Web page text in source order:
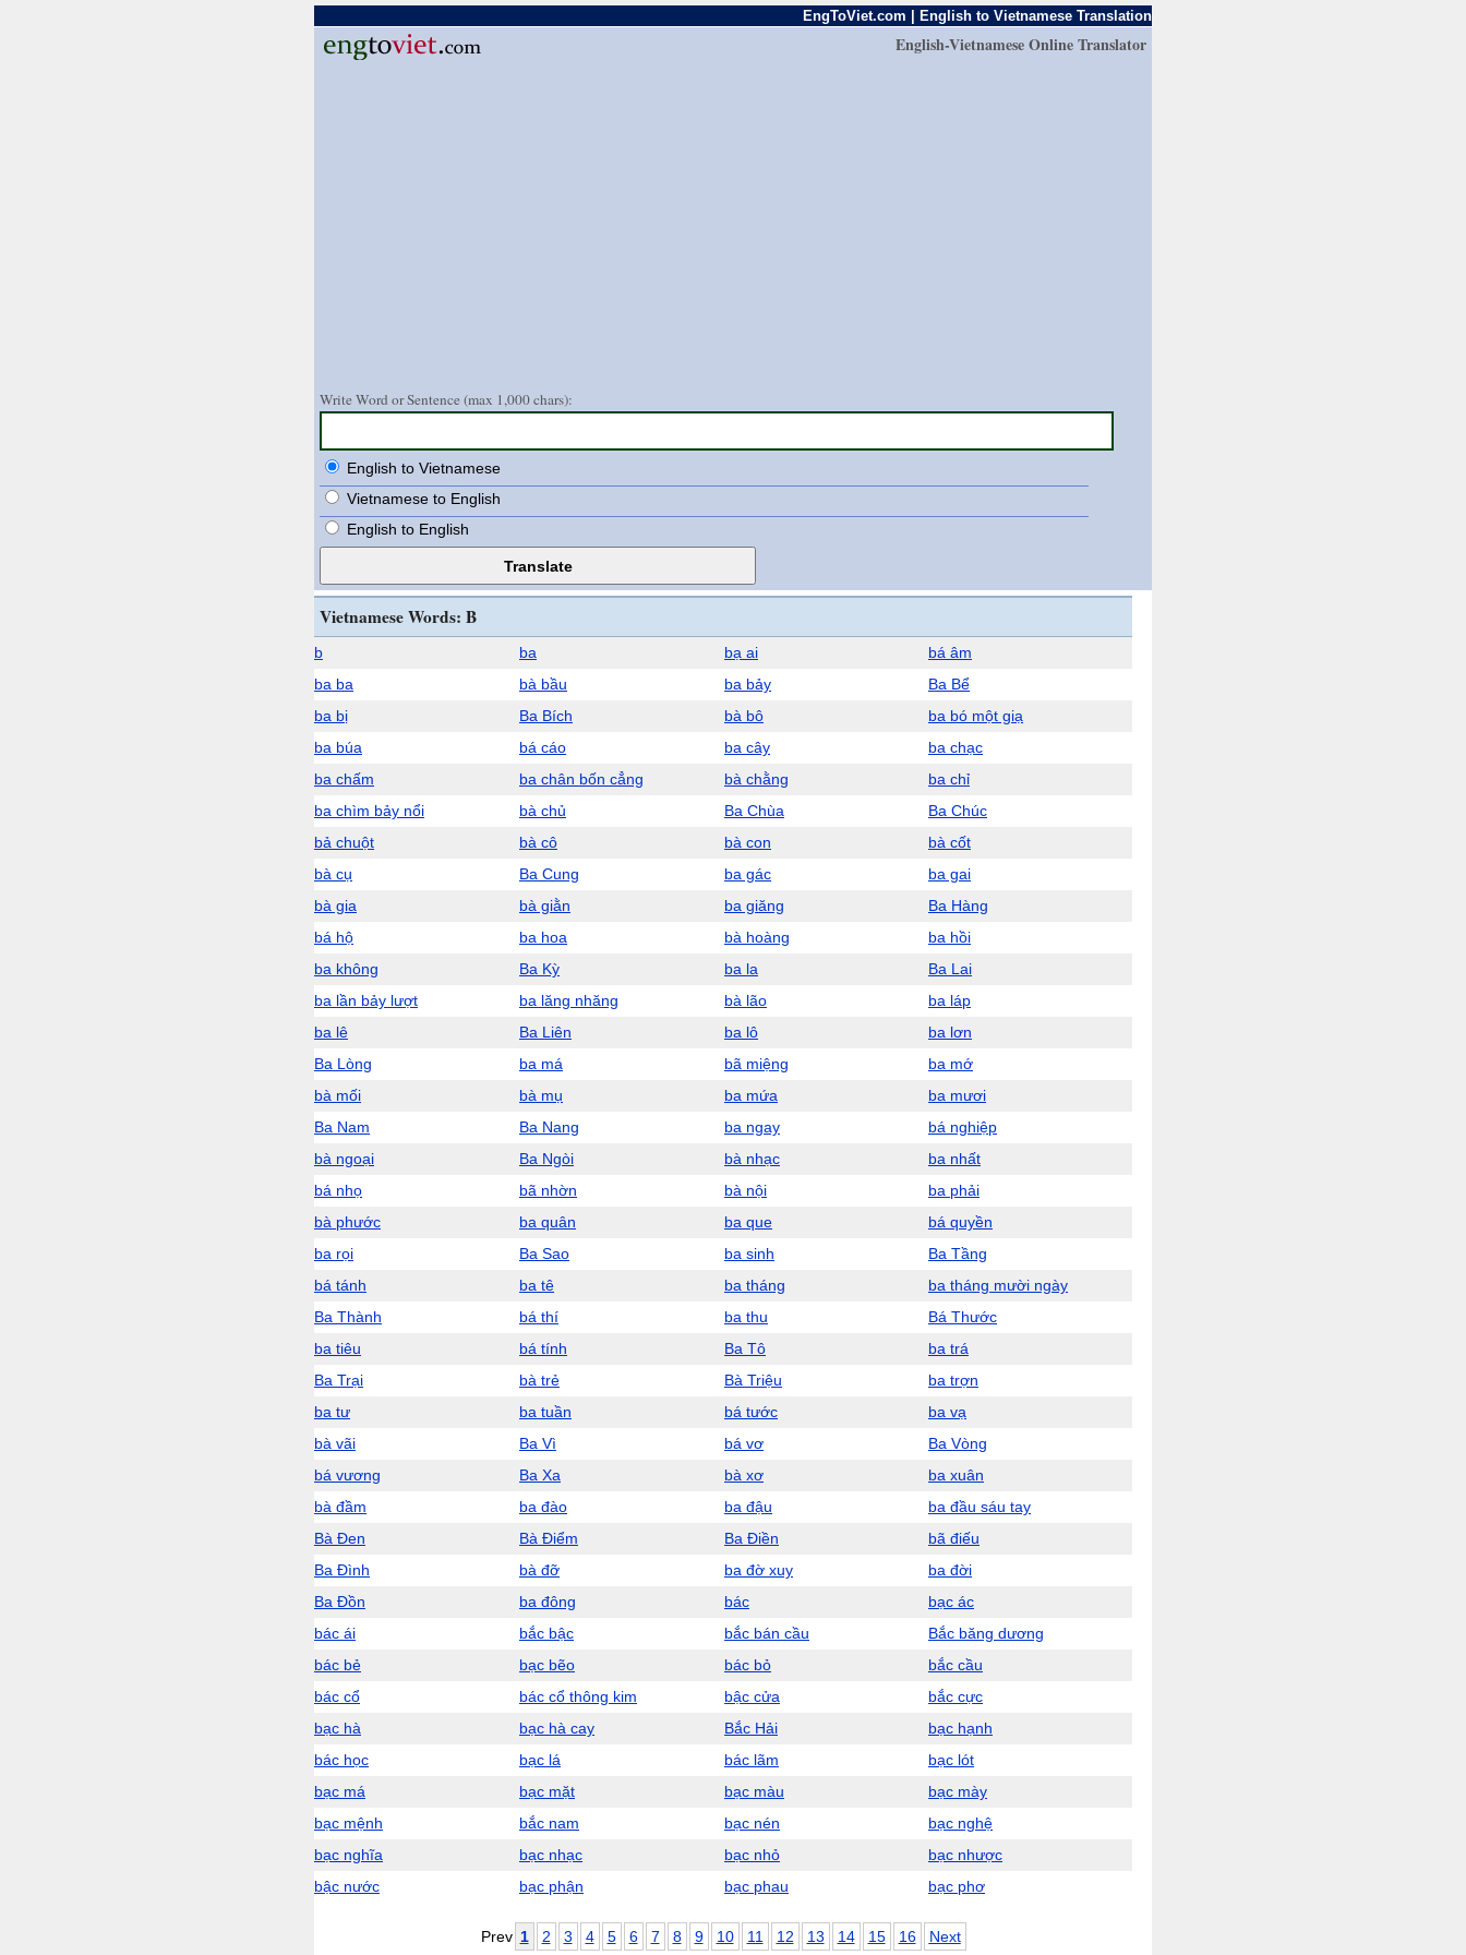
EngToViet.com | English to Vietnamese Translation
English-Vietnamese Online Translator
Write Word or Sentence (max 1,000 chars):
English to Vietnamese
Vietnamese to English
English to English
Vietnamese Words: B
b ba bạ ai
bá âm
ba ba
bà bầu ba bảy
Ba Bể
ba bị
Ba Bích bà bô
ba bó một giạ
ba búa
bá cáo ba cây
ba chạc
ba chấm
ba chân bốn cẳng bà chằng
ba chỉ
ba chìm bảy nổi
bà chủ Ba Chùa
Ba Chúc
bả chuột
bà cô bà con
bà cốt
bà cụ
Ba Cung ba gác
ba gai
bà gia
bà giằn ba giăng
Ba Hàng
bá hộ
ba hoa bà hoàng
ba hồi
ba không
Ba Kỳ ba la
Ba Lai
ba lần bảy lượt
ba lăng nhăng bà lão
ba láp
ba lê
Ba Liên ba lô
ba lơn
Ba Lòng
ba má bã miệng
ba mớ
bà mối
bà mụ ba mứa
ba mươi
Ba Nam
Ba Nang ba ngay
bá nghiệp
bà ngoại
Ba Ngòi bà nhạc
ba nhất
bá nhọ
bã nhờn bà nội
ba phải
bà phước
ba quân ba que
bá quyền
ba rọi
Ba Sao ba sinh
Ba Tầng
bá tánh
ba tê ba tháng
ba tháng mười ngày
Ba Thành
bá thí ba thu
Bá Thước
ba tiêu
bá tính Ba Tô
ba trá
Ba Trại
bà trẻ Bà Triệu
ba trợn
ba tư
ba tuần bá tước
ba vạ
bà vãi
Ba Vì bá vơ
Ba Vòng
bá vương
Ba Xa bà xơ
ba xuân
bà đầm
ba đào ba đậu
ba đầu sáu tay
Bà Đen
Bà Điểm Ba Điền
bã điếu
Ba Đình
bà đỡ ba đờ xuy
ba đời
Ba Đồn
ba đông bác
bạc ác
bác ái
bắc bậc bắc bán cầu
Bắc băng dương
bác bẻ
bạc bẽo bác bỏ
bắc cầu
bác cổ
bác cổ thông kim bậc cửa
bắc cực
bạc hà
bạc hà cay Bắc Hải
bạc hạnh
bác học
bạc lá bác lãm
bạc lót
bạc má
bạc mặt bạc màu
bạc mày
bạc mệnh
bắc nam bạc nén
bạc nghệ
bạc nghĩa
bạc nhạc bạc nhỏ
bạc nhược
bậc nước
bạc phận bạc phau bạc phơ
Prev 1 2 3 4 5 6 7 8 9 10 11 12 13 14 15 16 Next